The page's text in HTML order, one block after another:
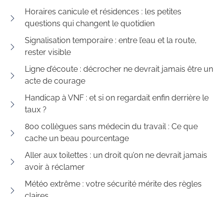
Horaires canicule et résidences : les petites
questions qui changent le quotidien
Signalisation temporaire : entre l’eau et la route,
rester visible
Ligne d’écoute : décrocher ne devrait jamais être un
acte de courage
Handicap à VNF : et si on regardait enfin derrière le
taux ?
800 collègues sans médecin du travail : Ce que
cache un beau pourcentage
Aller aux toilettes : un droit qu’on ne devrait jamais
avoir à réclamer
Météo extrême : votre sécurité mérite des règles